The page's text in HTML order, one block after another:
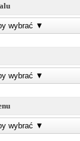
wybrać ▼
wybrać ▼
wybrać ▼